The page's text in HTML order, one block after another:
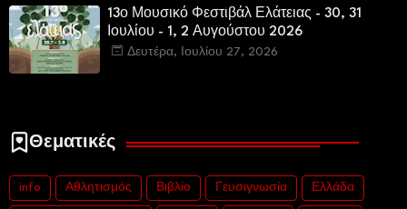
13ο Μουσικό Φεστιβάλ Ελάτειας - 30, 31
Ιουλίου - 1, 2 Αυγούστου 2026
Δευτέρα, Ιουλίου 27, 2026
Θεματικές
info Αθλητισμός Βιβλίο Γευσιγνωσία Ελλάδα